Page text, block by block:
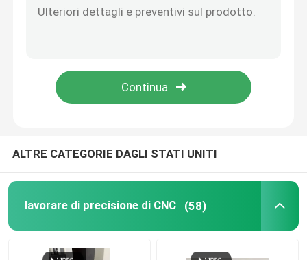
servizio di plastica dello stampaggio ad iniezione
Il servizio della pressofusione
Servizi di stampa 3D personalizzati
ALTRE CATEGORIE DAGLI STATI UNITI
lavorare di precisione di CNC (58)